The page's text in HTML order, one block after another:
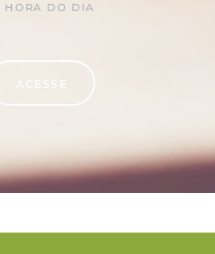
HORA DO DIA
ACESSE